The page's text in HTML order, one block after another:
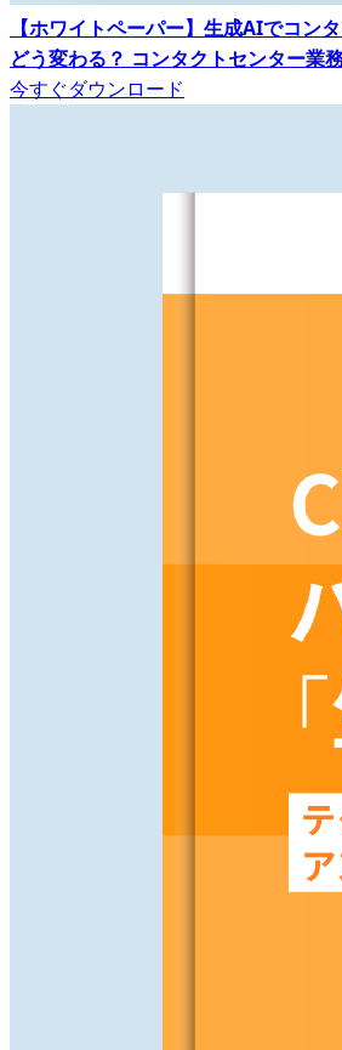
【ホワイトペーパー】生成AIでコン
どう変わる？ コンタクトセンター業
今すぐダウンロード